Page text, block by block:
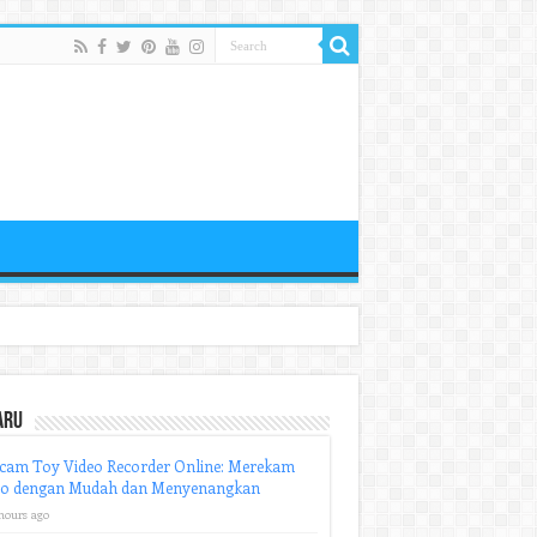
Toy Video Recorder Online: Merekam
dengan Mudah dan Menyenangkan
ago